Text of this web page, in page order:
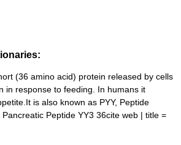
(36 amino acid) protein released by cells
in response to feeding. In humans it
is also known as PYY, Peptide
Peptide YY3 36cite web | title =